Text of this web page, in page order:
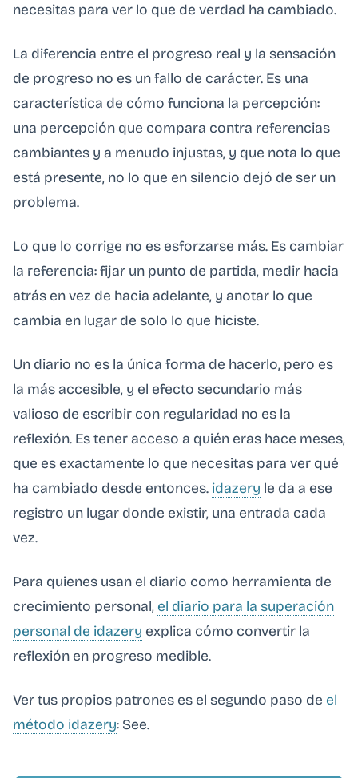
necesitas para ver lo que de verdad ha cambiado.
La diferencia entre el progreso real y la sensación
de progreso no es un fallo de carácter. Es una
característica de cómo funciona la percepción:
una percepción que compara contra referencias
cambiantes y a menudo injustas, y que nota lo que
está presente, no lo que en silencio dejó de ser un
problema.
Lo que lo corrige no es esforzarse más. Es cambiar
la referencia: fijar un punto de partida, medir hacia
atrás en vez de hacia adelante, y anotar lo que
cambia en lugar de solo lo que hiciste.
Un diario no es la única forma de hacerlo, pero es
la más accesible, y el efecto secundario más
valioso de escribir con regularidad no es la
reflexión. Es tener acceso a quién eras hace meses,
que es exactamente lo que necesitas para ver qué
ha cambiado desde entonces. idazery le da a ese
registro un lugar donde existir, una entrada cada
vez.
Para quienes usan el diario como herramienta de
crecimiento personal, el diario para la superación
personal de idazery explica cómo convertir la
reflexión en progreso medible.
Ver tus propios patrones es el segundo paso de el
método idazery: See.